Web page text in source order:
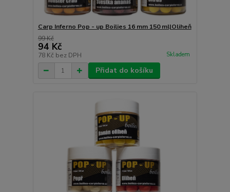
Carp Inferno Pop - up Boilies 16 mm 150 ml|Oliheň
99 Kč
94 Kč
78 Kč bez DPH Skladem
Přidat do košíku